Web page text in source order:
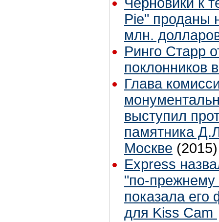
Pie" проданы
млн.
Ринго Старр
поклонников
Глава
выступил
памятника
Москве (2015)
Express
"по-
показала
для Kiss Cam